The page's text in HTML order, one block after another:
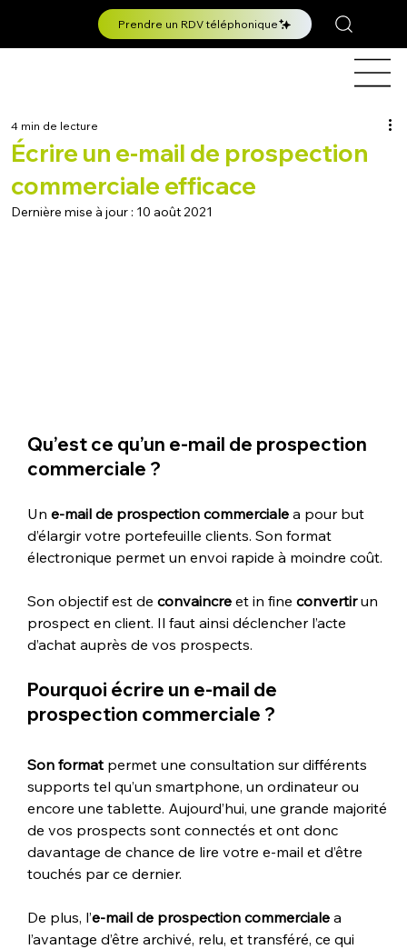
Prendre un RDV téléphonique
Écrire un e-mail de prospection
commerciale efficace
4 min de lecture
Dernière mise à jour : 10 août 2021
Qu’est ce qu’un e-mail de prospection
commerciale ?
Un e-mail de prospection commerciale a pour but
d’élargir votre portefeuille clients. Son format
électronique permet un envoi rapide à moindre coût.
Son objectif est de convaincre et in fine convertir un
prospect en client. Il faut ainsi déclencher l’acte
d’achat auprès de vos prospects.
Pourquoi écrire un e-mail de
prospection commerciale ?
Son format permet une consultation sur différents
supports tel qu’un smartphone, un ordinateur ou
encore une tablette. Aujourd’hui, une grande majorité
de vos prospects sont connectés et ont donc
davantage de chance de lire votre e-mail et d’être
touchés par ce dernier.
De plus, l’e-mail de prospection commerciale a
l’avantage d’être archivé, relu, et transféré, ce qui